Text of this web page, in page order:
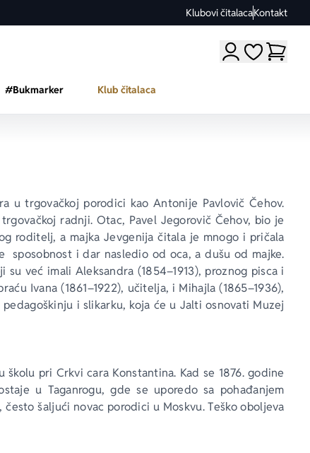
Klubovi čitalacaKontakt
Moji omiljeni
#Bukmarker Klub čitalaca
u trgovačkoj porodici kao Antonije Pavlovič Čehov.
radnji. Otac, Pavel Jegorovič Čehov, bio je
roditelj, a majka Jevgenija čitala je mnogo i pričala
sposobnost i dar nasledio od oca, a dušu od majke.
već imali Aleksandra (1854–1913), proznog pisca i
Ivana (1861–1922), učitelja, i Mihajla (1865–1936),
i slikarku, koja će u Jalti osnovati Muzej
pri Crkvi cara Konstantina. Kad se 1876. godine
u Taganrogu, gde se uporedo sa pohađanjem
šaljući novac porodici u Moskvu. Teško oboljeva